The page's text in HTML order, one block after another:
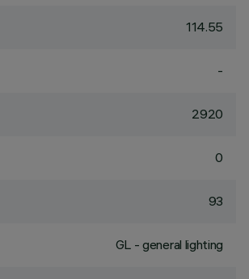
114.55
-
2920
0
93
GL - general lighting